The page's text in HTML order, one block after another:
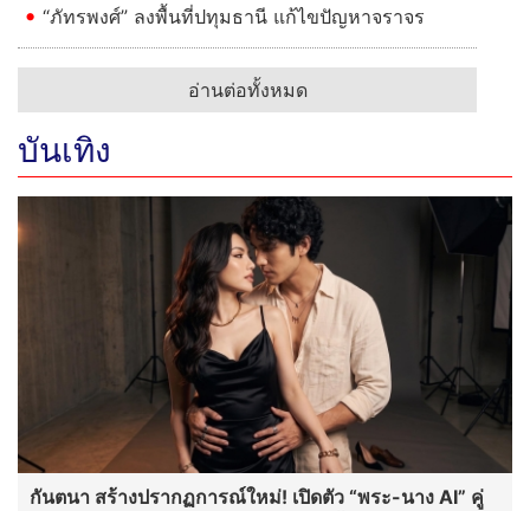
“ภัทรพงศ์” ลงพื้นที่ปทุมธานี แก้ไขปัญหาจราจร
อ่านต่อทั้งหมด
บันเทิง
กันตนา สร้างปรากฏการณ์ใหม่! เปิดตัว “พระ-นาง AI” คู่